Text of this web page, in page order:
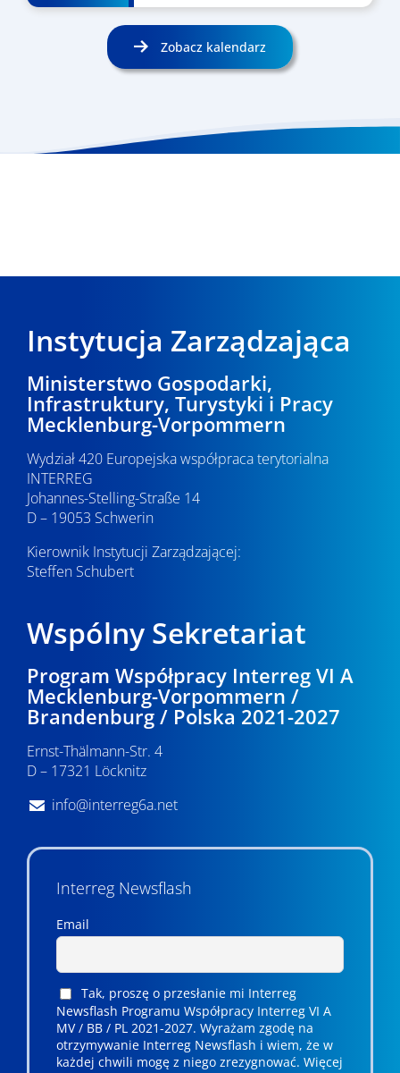
Zobacz kalendarz
Instytucja Zarządzająca
Ministerstwo Gospodarki,
Infrastruktury, Turystyki i Pracy
Mecklenburg-Vorpommern
Wydział 420 Europejska współpraca terytorialna
INTERREG
Johannes-Stelling-Straße 14
D – 19053 Schwerin
Kierownik Instytucji Zarządzającej:
Steffen Schubert
Wspólny Sekretariat
Program Współpracy Interreg VI A
Mecklenburg-Vorpommern /
Brandenburg / Polska 2021-2027
Ernst-Thälmann-Str. 4
D – 17321 Löcknitz
info@interreg6a.net
Interreg Newsflash
Email
Tak, proszę o przesłanie mi Interreg
Newsflash Programu Współpracy Interreg VI A
MV / BB / PL 2021-2027. Wyrażam zgodę na
otrzymywanie Interreg Newsflash i wiem, że w
każdej chwili mogę z niego zrezygnować. ­­Więcej